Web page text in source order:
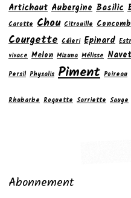
Artichaut Aubergine Basilic
Carotte Chou Citrouille
Courgette Céleri Epinard
vivace Melon Mizuna Mélisse Navet
Persil Physalis Piment Poireau
Rhubarbe Roquette Sarriette Sauge
Abonnement